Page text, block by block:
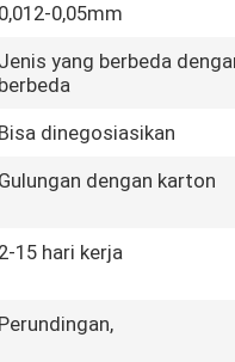
0,012-0,05mm
Jenis yang berbeda
berbeda
Bisa dinegosiasikan
Gulungan dengan karton
2-15 hari kerja
Perundingan,